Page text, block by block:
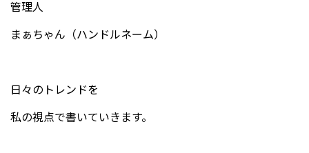
管理人
まぁちゃん（ハンドルネーム）
日々のトレンドを
私の視点で書いていきます。